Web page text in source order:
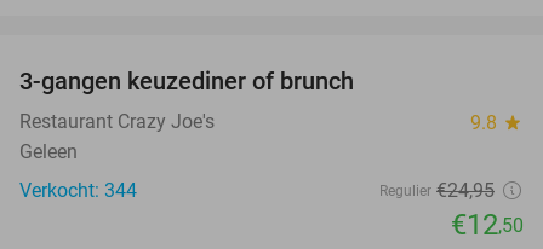
3-gangen keuzediner of brunch
Restaurant Crazy Joe's 9.8 star
Geleen
Verkocht: 344
Regulier €24,95
€12,50